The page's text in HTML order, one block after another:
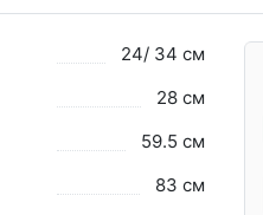
24/ 34 см
28 см
59.5 см
83 см